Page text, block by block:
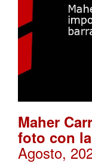
Maher
foto con
Agosto,